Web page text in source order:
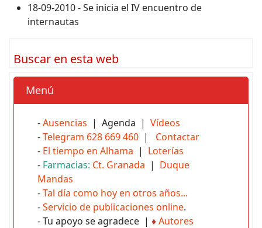
18-09-2010 - Se inicia el IV encuentro de
internautas
Buscar en esta web
Menú
-Ausencias | Agenda | Vídeos
-Telegram 628 669 460 | Contactar
- El tiempo en Alhama | Loterías
- Farmacias: Ct. Granada | Duque
Mandas
-Tal día como hoy en otros años...
-Servicio de publicaciones online.
- Tu apoyo se agradece | ♦Autores